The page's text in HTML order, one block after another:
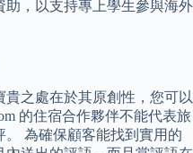
，以支持專上學生參與海外
之處在於其原創性，您可以
的住宿合作夥伴不能代表旅
為確保顧客能找到實用的